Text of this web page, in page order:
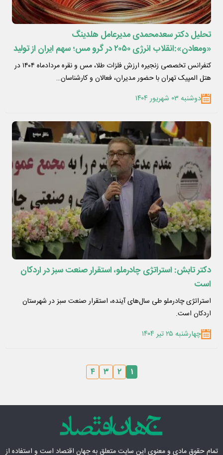
تحلیل دکتر سعدمحمدی مدیرعامل هلدینگ
«ومعادن»:انقلاب انرژی ۲۰۵۰ در گرو مس؛ سهم ایران از تولید
جهانی تنها ۱.۷٪ است
کنفرانس تخصصی زنجیره ارزش فلزات طلا، مس و نقره مردادماه ۱۴۰۴ در
هتل المپیک تهران با حضور مدیران، فعالان و کارشناسان…
دوشنبه ۰۳ شهریور ۱۴۰۴
دکتر تابش: استراتژی چادرملو، استقرار صنعت سبز در‌ اردکان
است
استراتژی چادرملو طی سال‌های آینده، استقرار صنعت سبز در شهرستان‌
اردکان است.
چهارشنبه ۲۵ تیر ۱۴۰۴
۱ ۲ ۳ ۴
تمام حقوق مادی‌ و معنوی این سایت متعلق بهجهان اقتصاد است و استفاده از